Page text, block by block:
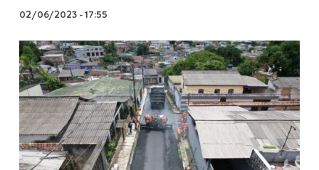
02/06/2023-17:55